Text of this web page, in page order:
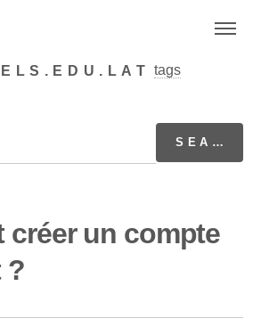
tags
créer un compte
?